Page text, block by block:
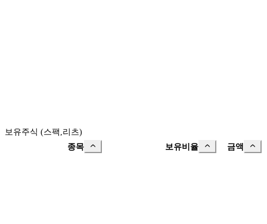
보유주식 (스팩,리츠)
종목
보유비율 금액